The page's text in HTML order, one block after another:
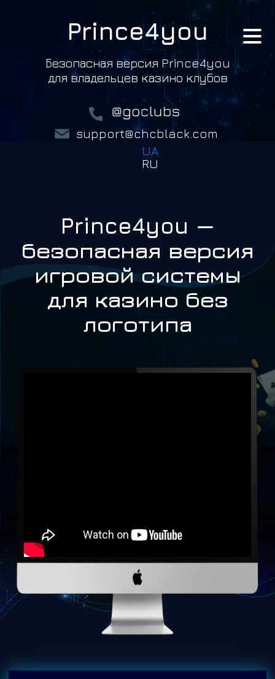
Prince4you
Безопасная версия Prince4you
для владельцев казино клубов
support@chcblack.com
UA
RU
Prince4you —
безопасная версия
игровой системы
для казино без
логотипа